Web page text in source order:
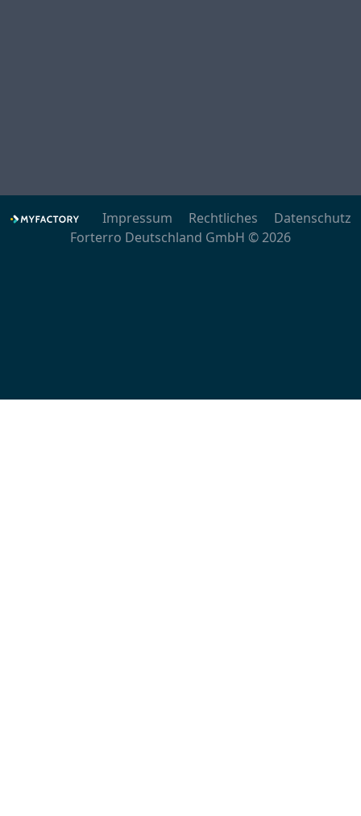
Impressum Rechtliches
Datenschutz
Forterro Deutschland GmbH © 2026